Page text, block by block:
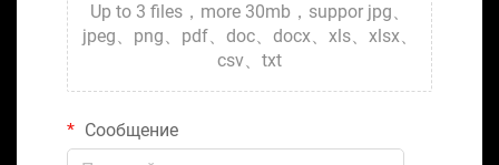
Up to 3 files，more 30mb，suppor jpg、
jpeg、png、pdf、doc、docx、xls、xlsx、
csv、txt
Сообщение